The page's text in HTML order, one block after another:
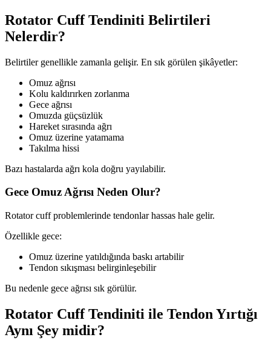
Rotator Cuff Tendiniti Belirtileri
Nelerdir?
Belirtiler genellikle zamanla gelişir. En sık görülen şikâyetler:
Omuz ağrısı
Kolu kaldırırken zorlanma
Gece ağrısı
Omuzda güçsüzlük
Hareket sırasında ağrı
Omuz üzerine yatamama
Takılma hissi
Bazı hastalarda ağrı kola doğru yayılabilir.
Gece Omuz Ağrısı Neden Olur?
Rotator cuff problemlerinde tendonlar hassas hale gelir.
Özellikle gece:
Omuz üzerine yatıldığında baskı artabilir
Tendon sıkışması belirginleşebilir
Bu nedenle gece ağrısı sık görülür.
Rotator Cuff Tendiniti ile Tendon Yırtığı
Aynı Şey midir?